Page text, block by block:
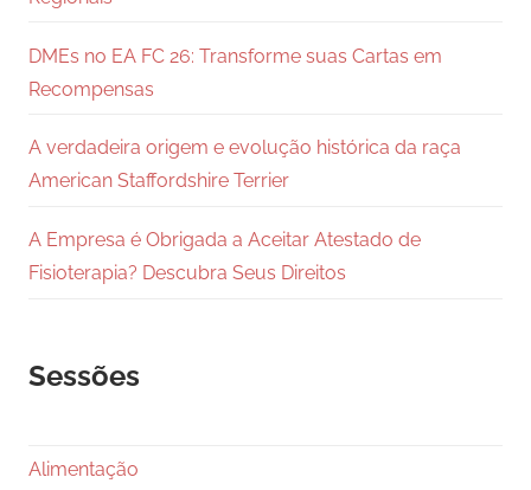
DMEs no EA FC 26: Transforme suas Cartas em
Recompensas
A verdadeira origem e evolução histórica da raça
American Staffordshire Terrier
A Empresa é Obrigada a Aceitar Atestado de
Fisioterapia? Descubra Seus Direitos
Sessões
Alimentação